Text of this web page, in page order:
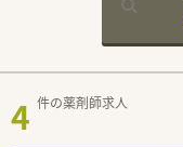
4 件の薬剤師求人